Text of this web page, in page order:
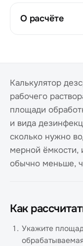
О расчёте
Калькулятор
рабочего
площади
и вида
сколько нужно
мерной ёмкости,
обычно меньше,
Как
Укажите